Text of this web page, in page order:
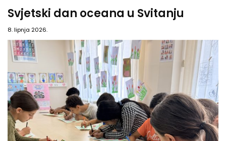
Svjetski dan oceana u Svitanju
8. lipnja 2026.